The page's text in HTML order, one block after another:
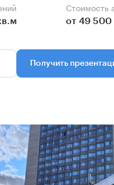
от 49 500
Получить